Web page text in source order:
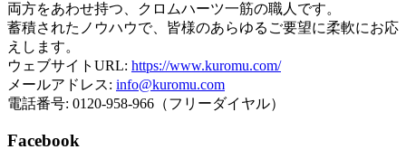
両方をあわせ持つ、クロムハーツ一筋の職人です。
蓄積されたノウハウで、皆様のあらゆるご要望に柔軟にお応
えします。
ウェブサイトURL: https://www.kuromu.com/
メールアドレス: info@kuromu.com
電話番号: 0120-958-966（フリーダイヤル）
Facebook